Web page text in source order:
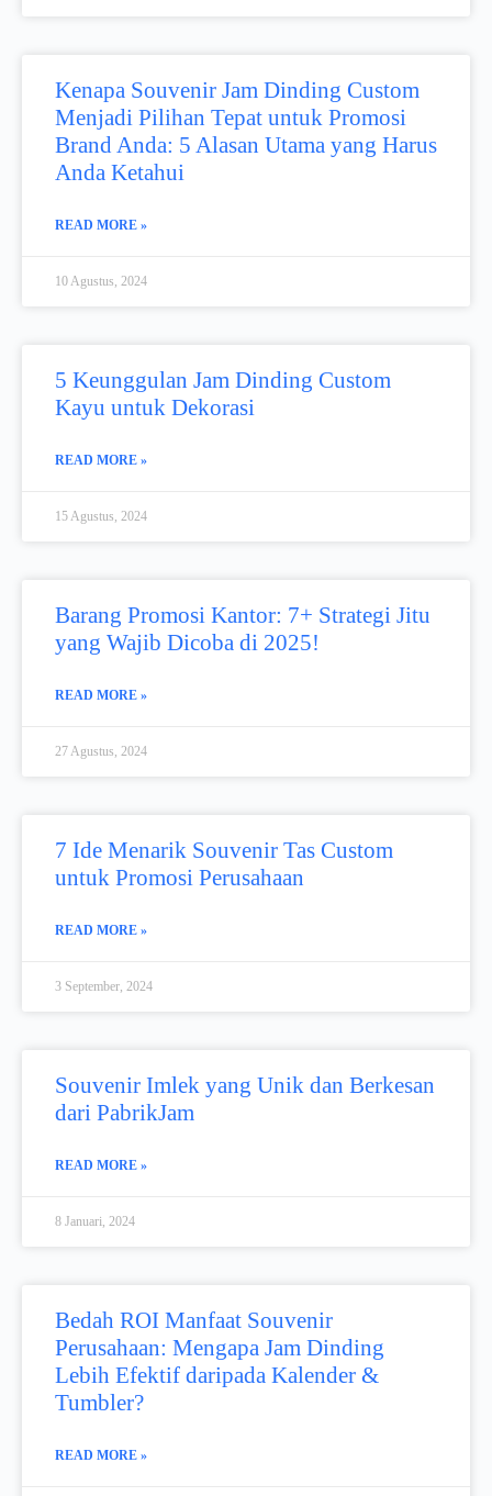
Kenapa Souvenir Jam Dinding Custom
Menjadi Pilihan Tepat untuk Promosi
Brand Anda: 5 Alasan Utama yang Harus
Anda Ketahui
READ MORE »
10 Agustus, 2024
5 Keunggulan Jam Dinding Custom
Kayu untuk Dekorasi
READ MORE »
15 Agustus, 2024
Barang Promosi Kantor: 7+ Strategi Jitu
yang Wajib Dicoba di 2025!
READ MORE »
27 Agustus, 2024
7 Ide Menarik Souvenir Tas Custom
untuk Promosi Perusahaan
READ MORE »
3 September, 2024
Souvenir Imlek yang Unik dan Berkesan
dari PabrikJam
READ MORE »
8 Januari, 2024
Bedah ROI Manfaat Souvenir
Perusahaan: Mengapa Jam Dinding
Lebih Efektif daripada Kalender &
Tumbler?
READ MORE »